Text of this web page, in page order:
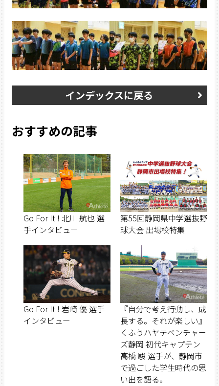
インデックスに戻る
おすすめの記事
Go For It ! 北川 航也 選
手インタビュー
第55回静岡県中学選抜野
球大会 出場校特集
Go For It ! 岩崎 優 選手
インタビュー
『自分で考え行動し、成
長する。それが楽しい』
くふうハヤテベンチャー
ズ静岡 初代キャプテン
高橋 駿 選手が、静岡市
で過ごした学生時代の思
い出を語る。